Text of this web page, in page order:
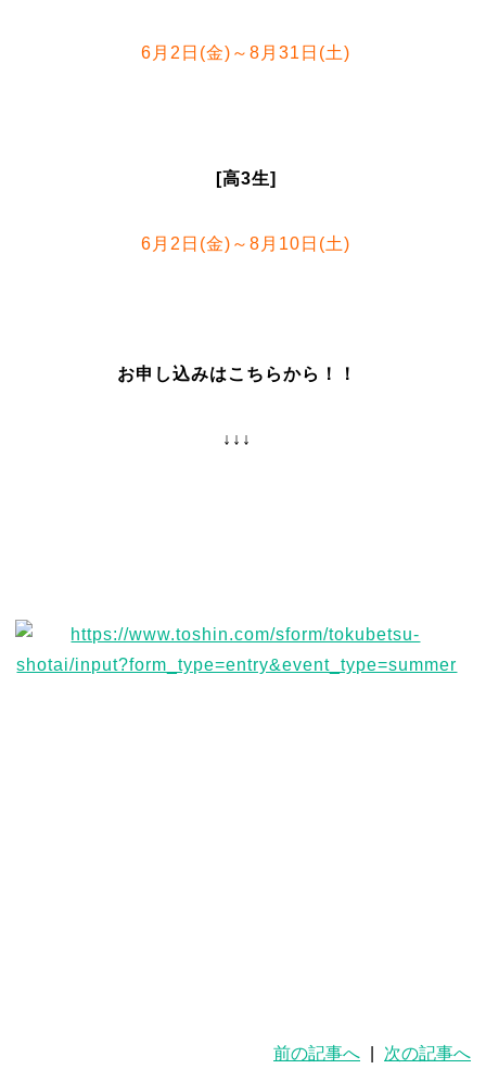
6月2日(金)～8月31日(土)
[高3生]
6月2日(金)～8月10日(土)
お申し込みはこちらから！！
↓↓↓
前の記事へ 次の記事へ